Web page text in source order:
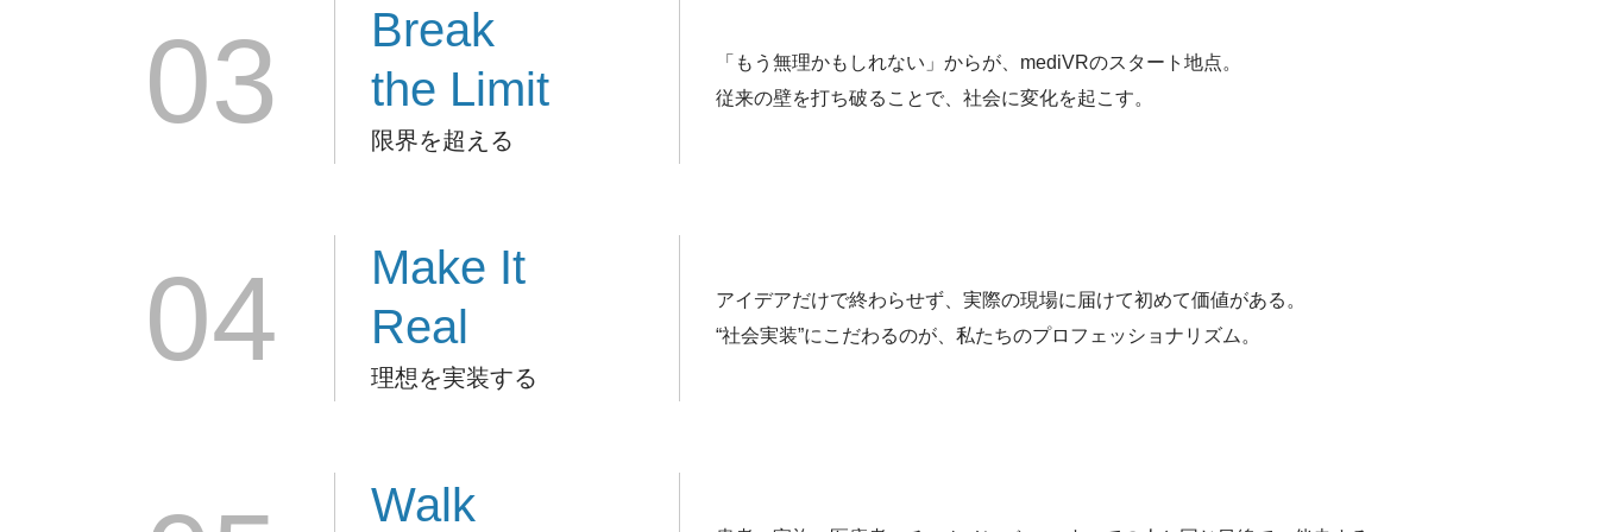
03
Break
the Limit
限界を超える
「もう無理かもしれない」からが、mediVRのスタート地点。
従来の壁を打ち破ることで、社会に変化を起こす。
04
Make It
Real
理想を実装する
アイデアだけで終わらせず、実際の現場に届けて初めて価値がある。
“社会実装”にこだわるのが、私たちのプロフェッショナリズム。
Walk